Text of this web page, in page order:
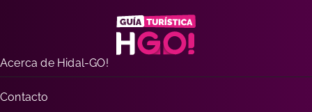
Acerca de Hidal-GO!
Contacto